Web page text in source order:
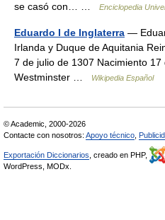
se casó con… …
Enciclopedia
Eduardo I de Inglaterra —
Irlanda y Duque de Aquitania
7 de julio de 1307 Nacimiento
Westminster …
Wikipedia Español
© Academic, 2000-2026
Contacte con nosotros: Apoyo técnico
Exportación Diccionarios , creado en PHP,
WordPress, MODx.